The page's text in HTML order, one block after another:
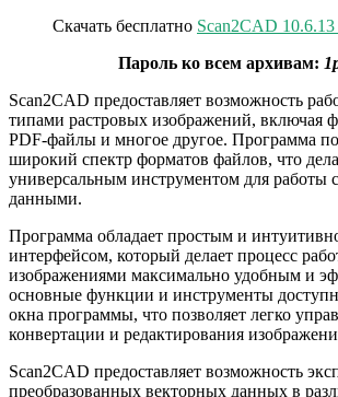
Скачать бесплатно Scan2CAD
Пароль ко всем архивам:
Scan2CAD предоставляет возможность
типами растровых изображений, включая
PDF-файлы и многое другое. Программа
широкий спектр форматов файлов, что
универсальным инструментом для работы
данными.
Программа обладает простым и
интерфейсом, который делает процесс
изображениями максимально удобным и
основные функции и инструменты
окна программы, что позволяет легко
конвертации и редактирования
Scan2CAD предоставляет возможность
преобразованных векторных данных в